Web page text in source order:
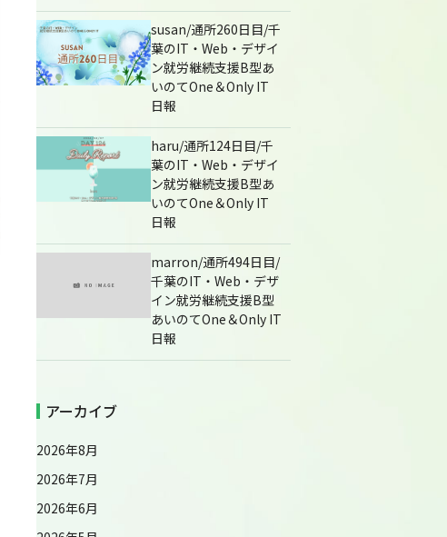
susan/通所260日目/千
葉のIT・Web・デザイ
ン就労継続支援B型あ
いのてOne＆Only IT
日報
haru/通所124日目/千
葉のIT・Web・デザイ
ン就労継続支援B型あ
いのてOne＆Only IT
日報
marron/通所494日目/
千葉のIT・Web・デザ
イン就労継続支援B型
あいのてOne＆Only IT
日報
アーカイブ
2026年8月
2026年7月
2026年6月